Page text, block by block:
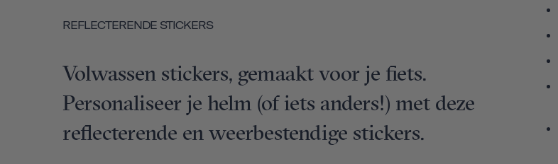
REFLECTERENDE STICKERS
Volwassen stickers, gemaakt voor je fiets.
Personaliseer je helm (of iets anders!) met deze
reflecterende en weerbestendige stickers.